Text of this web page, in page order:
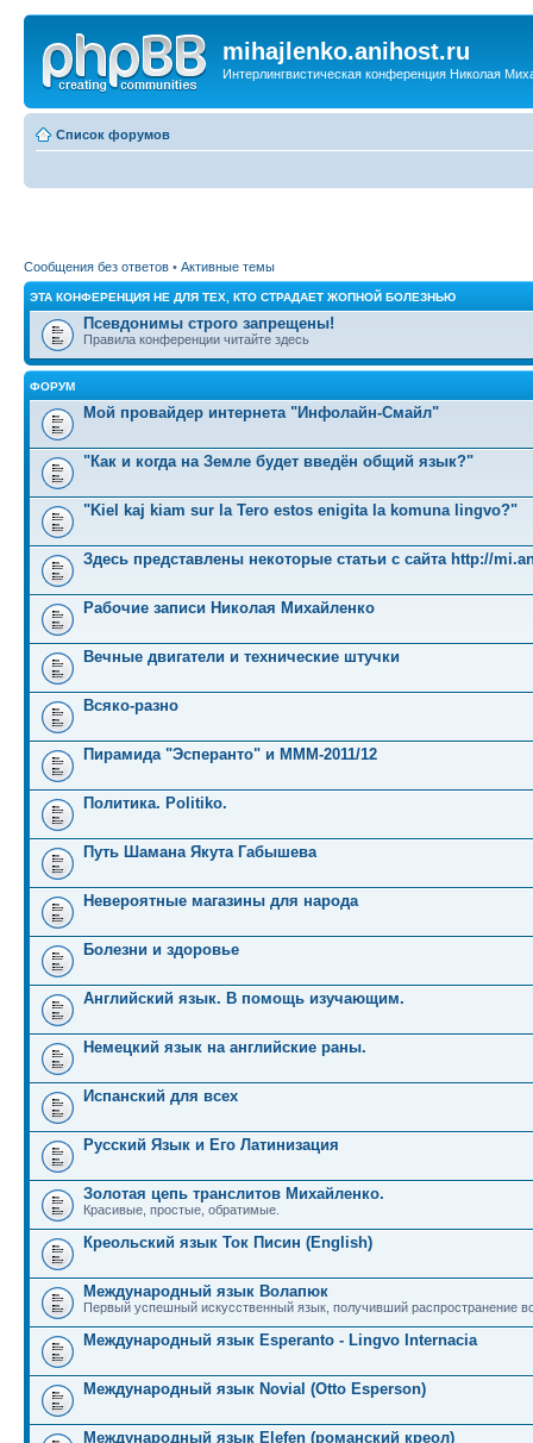
mihajlenko.anihost.ru
Интерлингвистическая конференция Николая
Список форумов
Сообщения без ответов • Активные темы
ЭТА КОНФЕРЕНЦИЯ НЕ ДЛЯ ТЕХ, КТО СТРАДАЕТ ЖОПНОЙ БОЛЕЗНЬЮ
Псевдонимы строго запрещены!
Правила конференции читайте здесь
ФОРУМ
Мой провайдер интернета "Инфолайн-Смайл"
"Как и когда на Земле будет введён общий язык?"
"Kiel kaj kiam sur la Tero estos enigita la komuna lingvo?"
Здесь представлены некоторые статьи с сайта http://
Рабочие записи Николая Михайленко
Вечные двигатели и технические штучки
Всяко-разно
Пирамида "Эсперанто" и MMM-2011/12
Политика. Politiko.
Путь Шамана Якута Габышева
Невероятные магазины для народа
Болезни и здоровье
Английский язык. В помощь изучающим.
Немецкий язык на английские раны.
Испанский для всех
Русский Язык и Его Латинизация
Золотая цепь транслитов Михайленко.
Красивые, простые, обратимые.
Креольский язык Ток Писин (English)
Международный язык Волапюк
Первый успешный искусственный язык, получивший распространение
Международный язык Esperanto - Lingvo Internacia
Международный язык Novial (Otto Esperson)
Международный язык Elefen (романский креол)